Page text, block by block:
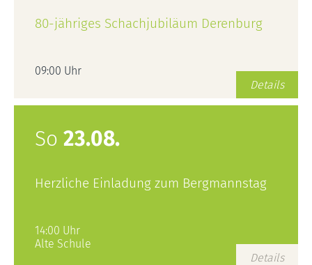
80-jähriges Schachjubiläum Derenburg
09:00 Uhr
Details
So 23.08.
Herzliche Einladung zum Bergmannstag
14:00 Uhr
Alte Schule
Details